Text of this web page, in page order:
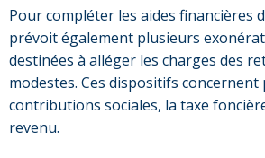
Pour compléter les aides financières
prévoit également plusieurs
destinées à alléger les charges des
modestes. Ces dispositifs
contributions sociales, la taxe
revenu.